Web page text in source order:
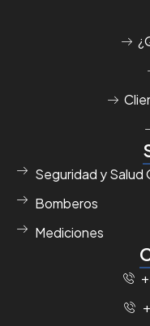
Seguridad y Salud
Bomberos
Mediciones